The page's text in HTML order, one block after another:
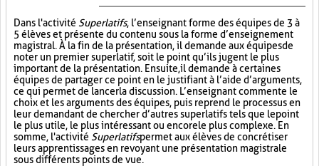
Dans l'activité Superlatifs, l’enseignant forme des équipes de 3 à
5 élèves et présente du contenu sous la forme d’enseignement
magistral. À la fin de la présentation, il demande aux équipes de
noter un premier superlatif, soit le point qu’ils jugent le plus
important de la présentation. Ensuite, il demande à certaines
équipes de partager ce point en le justifiant à l’aide d’arguments,
ce qui permet de lancer la discussion. L’enseignant commente le
choix et les arguments des équipes, puis reprend le processus en
leur demandant de chercher d’autres superlatifs tels que le point
le plus utile, le plus intéressant ou encore le plus complexe. En
somme, l'activité Superlatifspermet aux élèves de concrétiser
leurs apprentissages en revoyant une présentation magistrale
sous différents points de vue.